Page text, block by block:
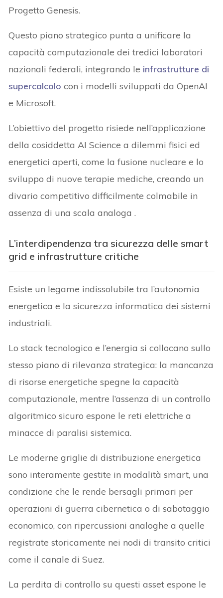
Progetto Genesis.
Questo piano strategico punta a unificare la
capacità computazionale dei tredici laboratori
nazionali federali, integrando le infrastrutture di
supercalcolo con i modelli sviluppati da OpenAI
e Microsoft.
L’obiettivo del progetto risiede nell’applicazione
della cosiddetta AI Science a dilemmi fisici ed
energetici aperti, come la fusione nucleare e lo
sviluppo di nuove terapie mediche, creando un
divario competitivo difficilmente colmabile in
assenza di una scala analoga .
L’interdipendenza tra sicurezza delle smart
grid e infrastrutture critiche
Esiste un legame indissolubile tra l’autonomia
energetica e la sicurezza informatica dei sistemi
industriali.
Lo stack tecnologico e l’energia si collocano sullo
stesso piano di rilevanza strategica: la mancanza
di risorse energetiche spegne la capacità
computazionale, mentre l’assenza di un controllo
algoritmico sicuro espone le reti elettriche a
minacce di paralisi sistemica.
Le moderne griglie di distribuzione energetica
sono interamente gestite in modalità smart, una
condizione che le rende bersagli primari per
operazioni di guerra cibernetica o di sabotaggio
economico, con ripercussioni analoghe a quelle
registrate storicamente nei nodi di transito critici
come il canale di Suez.
La perdita di controllo su questi asset espone le